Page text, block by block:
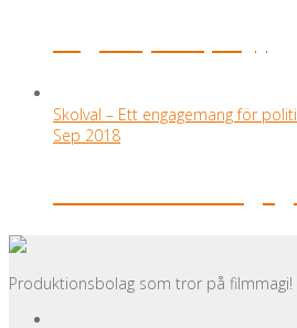
Skolval – Ett engagemang för
Sep 2018
Produktionsbolag som tror på filmmagi!